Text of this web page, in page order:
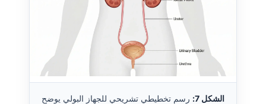
الشكل 7:
رسم تخطيطي تشريحي للجهاز البولي يوضح
Español
Português
Ελληνικά
Türkçe
Română